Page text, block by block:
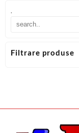
.
Filtrare produse